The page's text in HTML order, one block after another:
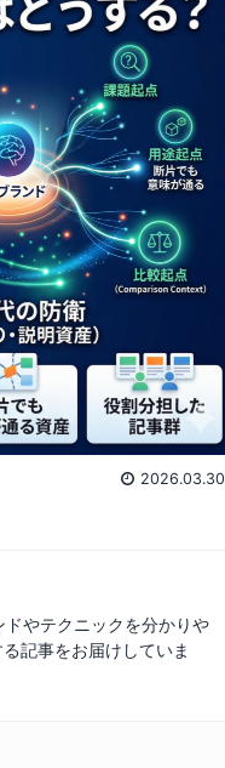
2026.03.30
ドやテクニックを分かりや
記事をお届けしていま